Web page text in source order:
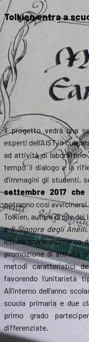
Tolkien entra a
Il progetto vedrà una
esperti dell’AIST in cui
ad attività di laboratorio
tempo il dialogo e la
d’immagini gli studenti,
settembre 2017
potranno così avvicinarsi
Tolkien, autore di due
eIl Signore degli Anelli
lettura come momento
promozione di attività
metodi caratteristici
favorendo l’unitarietà
All’interno dell’anno
scuola primaria e due
primo grado
differenziate.